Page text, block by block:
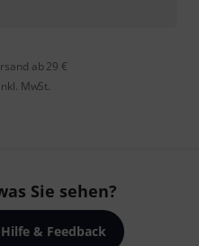
ab 29 €
MwSt.
Sie sehen?
Hilfe & Feedback